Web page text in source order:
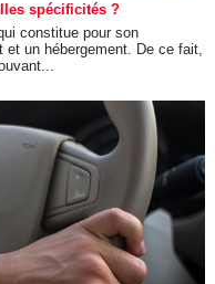
spécificités ?
constitue pour son
et un hébergement. De ce fait,